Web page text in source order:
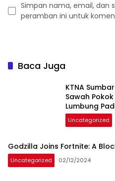
Simpan nama, email, dan
peramban ini untuk
Baca Juga
KTNA
Sawah
Lumbung
Uncategorized
Godzilla Joins Fortnite: A
Uncategorized 02/12/2024